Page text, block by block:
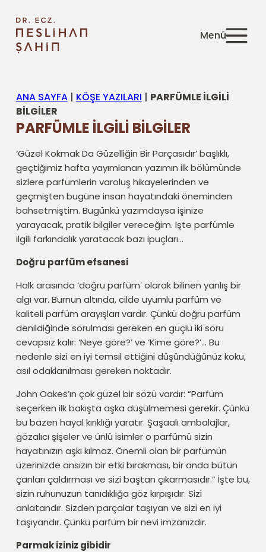
ANA SAYFA| KÖŞE YAZILARI | PARFÜMLE İLGİLİ
BİLGİLER
PARFÜMLE İLGİLİ BİLGİLER
‘Güzel Kokmak Da Güzelliğin Bir Parçasıdır’ başlıklı,
geçtiğimiz hafta yayımlanan yazımın ilk bölümünde
sizlere parfümlerin varoluş hikayelerinden ve
geçmişten bugüne insan hayatındaki öneminden
bahsetmiştim. Bugünkü yazımdaysa işinize
yarayacak, pratik bilgiler vereceğim. İşte parfümle
ilgili farkındalık yaratacak bazı ipuçları…
Doğru parfüm efsanesi
Halk arasında ‘doğru parfüm’ olarak bilinen yanlış bir
algı var. Burnun altında, cilde uyumlu parfüm ve
kaliteli parfüm arayışları vardır. Çünkü doğru parfüm
denildiğinde sorulması gereken en güçlü iki soru
cevapsız kalır: ‘Neye göre?’ ve ‘Kime göre?’… Bu
nedenle sizi en iyi temsil ettiğini düşündüğünüz koku,
asıl odaklanılması gereken noktadır.
John Oakes’ın çok güzel bir sözü vardır: “Parfüm
seçerken ilk bakışta aşka düşülmemesi gerekir. Çünkü
bu bazen hayal kırıklığı yaratır. Şaşaalı ambalajlar,
gözalıcı şişeler ve ünlü isimler o parfümü sizin
hayatınızın aşkı kılmaz. Önemli olan bir parfümün
üzerinizde ansızın bir etki bırakması, bir anda bütün
çanları çaldırması ve sizi baştan çıkarmasıdır.” İşte bu,
sizin ruhunuzun tanıdıklığa göz kırpışıdır. Sizi
anlatandır. Sizden parçalar taşıyan ve sizi en iyi
taşıyandır. Çünkü parfüm bir nevi imzanızdır.
Parmak iziniz gibidir